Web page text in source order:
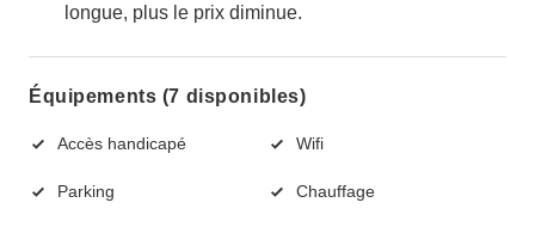
longue, plus le prix diminue.
Équipements (7 disponibles)
Accès handicapé Wifi
Parking Chauffage